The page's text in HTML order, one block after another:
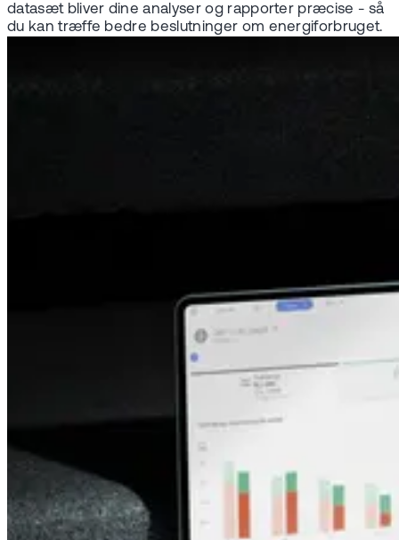
datasæt bliver dine analyser og rapporter præcise - så
du kan træffe bedre beslutninger om energiforbruget.